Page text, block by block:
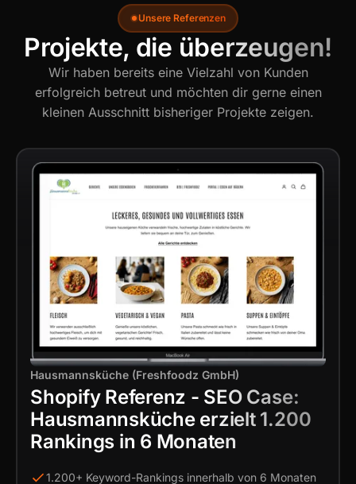
Unsere Referenzen
Projekte, die überzeugen!
Wir haben bereits eine Vielzahl von Kunden
erfolgreich betreut und möchten dir gerne einen
kleinen Ausschnitt bisheriger Projekte zeigen.
Hausmannsküche (Freshfoodz GmbH)
Shopify Referenz - SEO Case:
Hausmannsküche erzielt 1.200
Rankings in 6 Monaten
1.200+ Keyword-Rankings innerhalb von 6 Monaten